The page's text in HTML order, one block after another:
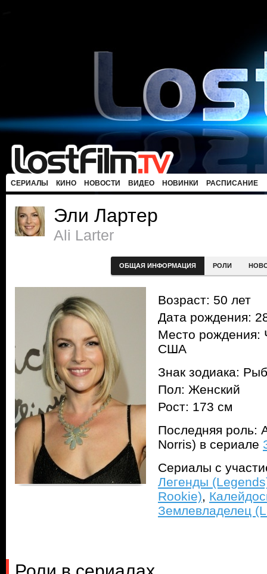
СЕРИАЛЫ КИНО НОВОСТИ ВИДЕО НОВИНКИ РАСПИСАНИЕ
Эли Лартер
Ali Larter
ОБЩАЯ ИНФОРМАЦИЯ РОЛИ
Возраст: 50 лет
Дата рождения:
Место
США
Знак зодиака:
Пол: Женский
Рост: 173 см
Последняя роль:
Norris) в сериале
Сериалы с
Легенды
Rookie),
Землевладелец